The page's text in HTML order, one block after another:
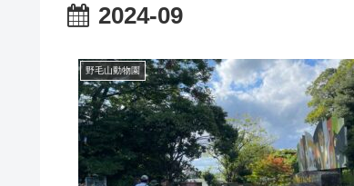
2024-09
野毛山動物園